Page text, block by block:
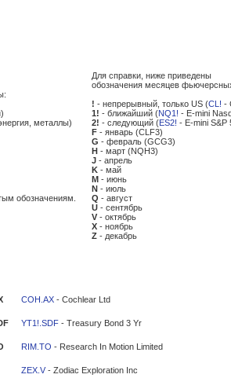
металлы)
обозначениям.
Для справки, ниже приведены
обозначения месяцев
! - непрерывный, только US (CL! -
1! - ближайший (NQ1! - E-mini
2! - следующий (ES2! - E-mini S&P
F - январь (CLF3)
G - февраль (GCG3)
H - март (NQH3)
J - апрель
K - май
M - июнь
N - июль
Q - август
U - сентябрь
V - октябрь
X - ноябрь
Z - декабрь
COH.AX - Cochlear Ltd
YT1!.SDF - Treasury Bond 3 Yr
RIM.TO - Research In Motion Limited
ZEX.V - Zodiac Exploration Inc